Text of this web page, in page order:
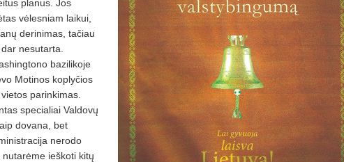
planus. Jos
vėlesniam laikui,
derinimas, tačiau
nesutarta.
bazilikoje
Motinos koplyčios
parinkimas.
specialiai Valdovų
dovana, bet
nerodo
ieškoti kitų